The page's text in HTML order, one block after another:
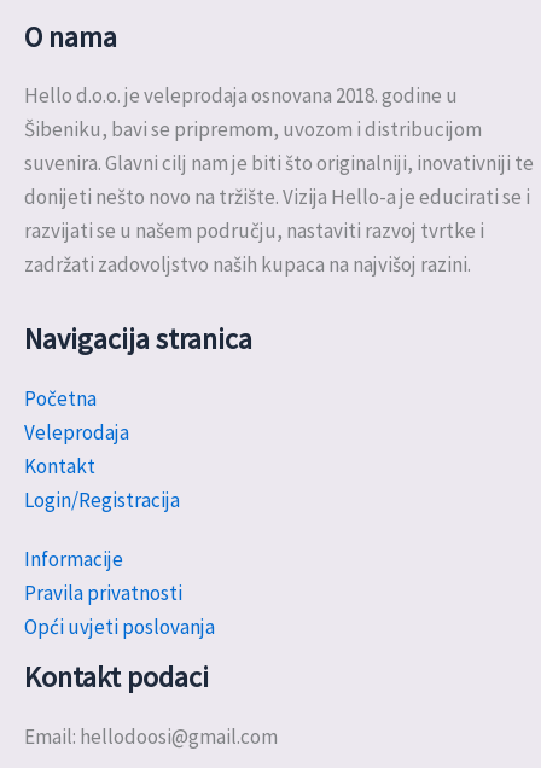
O nama
Hello d.o.o. je veleprodaja osnovana 2018. godine u
Šibeniku, bavi se pripremom, uvozom i distribucijom
suvenira. Glavni cilj nam je biti što originalniji, inovativniji te
donijeti nešto novo na tržište. Vizija Hello-a je educirati se i
razvijati se u našem području, nastaviti razvoj tvrtke i
zadržati zadovoljstvo naših kupaca na najvišoj razini.
Navigacija stranica
Početna
Veleprodaja
Kontakt
Login/Registracija
Informacije
Pravila privatnosti
Opći uvjeti poslovanja
Kontakt podaci
Email: hellodoosi@gmail.com